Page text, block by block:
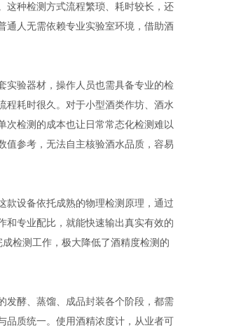
这种检测方式流程繁琐、耗时较长，还
通人无需依赖专业实验室环境，借助酒
验器材，操作人员也需具备专业的检
程耗时很久。对于小型酒类作坊、酒水
次检测的成本也让日常常态化检测难以
值参考，无法自主核验酒水品质，容易
设备依托成熟的物理检测原理，通过
和专业配比，就能快速输出真实有效的
检测工作，极大降低了酒精度检测的
酵、蒸馏、成品封装各个阶段，都需
品质统一。使用酒精浓度计，从业者可